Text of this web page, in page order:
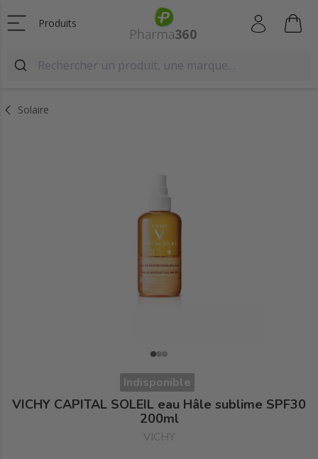
Produits
Solaire
Indisponible
VICHY CAPITAL SOLEIL eau Hâle sublime SPF30
200ml
VICHY